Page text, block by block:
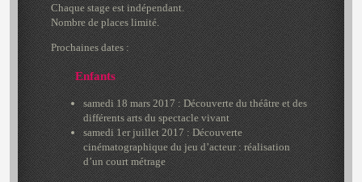
Chaque stage est indépendant.
Nombre de places limité.
Prochaines dates :
Enfants
samedi 18 mars 2017 : Découverte du théâtre et des
différents arts du spectacle vivant
samedi 1er juillet 2017 : Découverte
cinématographique du jeu d’acteur : réalisation
d’un court métrage